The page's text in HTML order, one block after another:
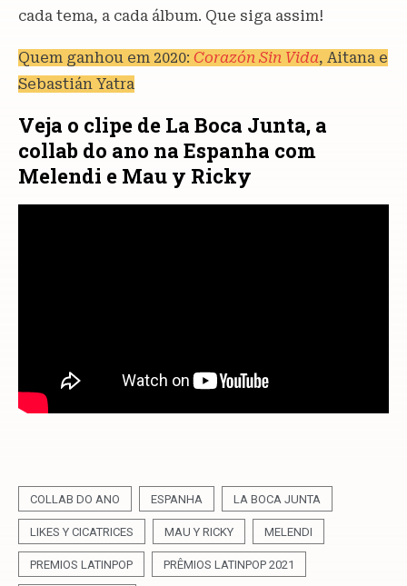
cada tema, a cada álbum. Que siga assim!
Quem ganhou em 2020: Corazón Sin Vida, Aitana e
Sebastián Yatra
Veja o clipe de La Boca Junta, a
collab do ano na Espanha com
Melendi e Mau y Ricky
COLLAB DO ANO ESPANHA LA BOCA JUNTA
LIKES Y CICATRICES MAU Y RICKY MELENDI
PREMIOS LATINPOP PRÊMIOS LATINPOP 2021